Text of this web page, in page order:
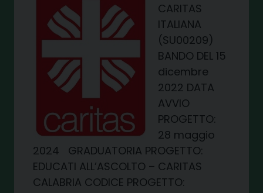
CARITAS
ITALIANA
(SU00209)
BANDO DEL 15
dicembre
2022 DATA
AVVIO
PROGETTO:
28 maggio
2024 GRADUATORIA PROGETTO:
EDUCATI ALL’ASCOLTO – CARITAS
CALABRIA CODICE PROGETTO: